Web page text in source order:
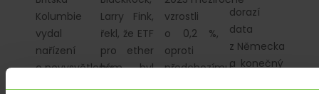
Kolumbie
vydal
nařízení
o nevysvětleném
Larry Fink,
řekl, že ETF
pro ether
by byl
vzrostli
o 0,2 %,
oproti
předchozímu
dorazí
data
z Německa
a konečný